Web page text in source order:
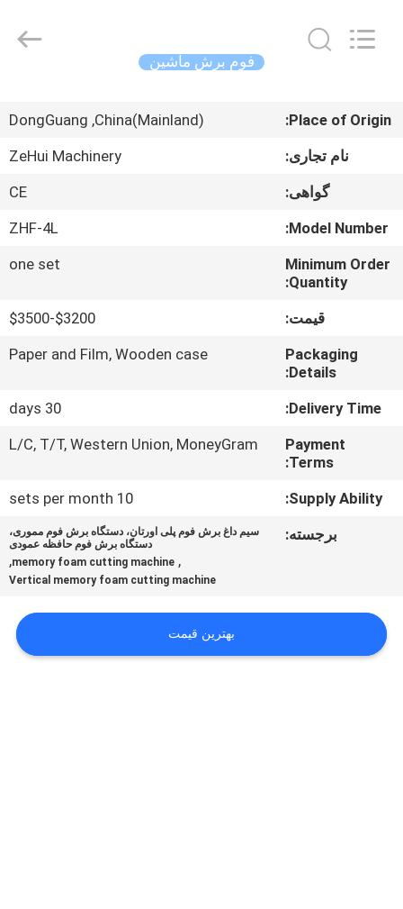
اصلی
محصولات
درباره
ما
کارخانه
کنترل
کیفیت
درخواست
equipment
فوم برش ماشین
Place of Origin:
DongGuang ,China(Mainland)
نام تجاری:
ZeHui Machinery
گواهی:
CE
Model Number:
ZHF-4L
Minimum Order
Quantity:
one set
قیمت:
$3200-$3500
Packaging
Details:
Paper and Film, Wooden case
Delivery Time:
30 days
Payment
Terms:
L/C, T/T, Western Union, MoneyGram
Supply Ability:
10 sets per month
برجسته:
سیم داغ برش فوم پلی اورتان، دستگاه برش فوم مموری،
دستگاه برش فوم حافظه عمودی
,
memory foam cutting machine
,
Vertical memory foam cutting machine
بهترین قیمت